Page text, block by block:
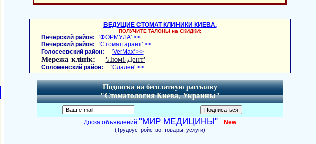
ВЕДУЩИЕ СТОМАТ КЛИНИКИ КИЕВА.
ПОЛУЧИТЕ ТАЛОНЫ на СКИДКИ:
Печерский район:
'ФОРМУЛА' >>
Печерский район:
'Стоматгарант' >>
Голосеевский район:
'VerMax' >>
Мережа клінік: 'Люмі-Дент'
Соломенский район: 'Слален' >>
Подписка на бесплатную рассылку
"Стоматология Киева, Украины"
Доска объявлений "МИР МЕДИЦИНЫ" New
(Трудоустройство, товары, услуги)